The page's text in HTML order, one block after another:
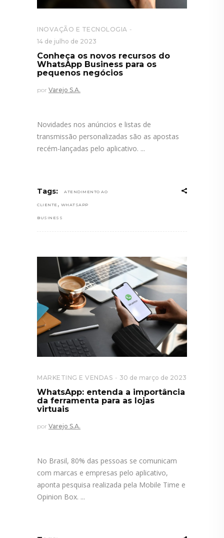
INOVAÇÃO E TECNOLOGIA
14 de julho de 2023
Conheça os novos recursos do
WhatsApp Business para os
pequenos negócios
por Varejo S.A.
Novidades nos anúncios e listas de
transmissão personalizadas são as apostas
recém-lançadas pelo aplicativo.
Tags: ATENDIMENTO AO
CLIENTE , WHATSAPP
BUSINESS
MARKETING E VENDAS 30 de março de 2023
WhatsApp: entenda a importância
da ferramenta para as lojas
virtuais
por Varejo S.A.
No Brasil, 80% das pessoas se comunicam
com marcas e empresas pelo aplicativo,
aponta pesquisa realizada pela Mobile Time e
Opinion Box.